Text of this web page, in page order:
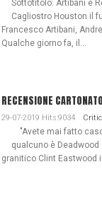
Sottotitolo: Artibani e
Cagliostro Houston il
Francesco Artibani,
Qualche giorno fa, il...
RECENSIONE
29-07-2019 Hits:9034
"Avete mai fatto
qualcuno è
granitico Clint Eastwood